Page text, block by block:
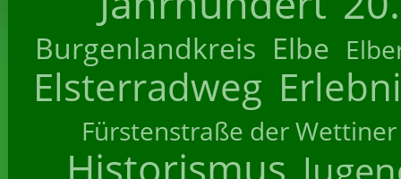
Burgenlandkreis Elbe
Elsterradweg
Fürstenstraße der Wettiner
Historismus